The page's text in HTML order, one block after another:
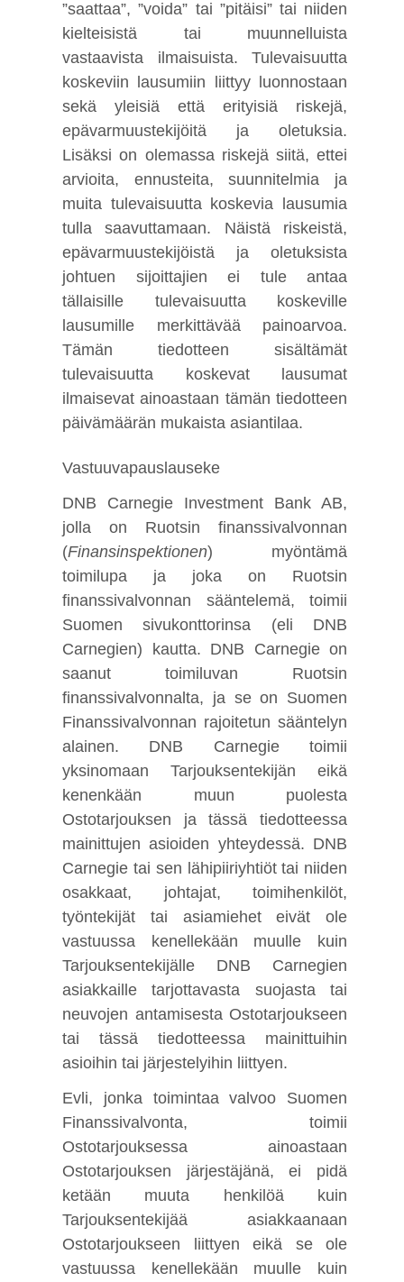
”saattaa”, ”voida” tai ”pitäisi” tai niiden
kielteisistä tai muunnelluista
vastaavista ilmaisuista. Tulevaisuutta
koskeviin lausumiin liittyy luonnostaan
sekä yleisiä että erityisiä riskejä,
epävarmuustekijöitä ja oletuksia.
Lisäksi on olemassa riskejä siitä, ettei
arvioita, ennusteita, suunnitelmia ja
muita tulevaisuutta koskevia lausumia
tulla saavuttamaan. Näistä riskeistä,
epävarmuustekijöistä ja oletuksista
johtuen sijoittajien ei tule antaa
tällaisille tulevaisuutta koskeville
lausumille merkittävää painoarvoa.
Tämän tiedotteen sisältämät
tulevaisuutta koskevat lausumat
ilmaisevat ainoastaan tämän tiedotteen
päivämäärän mukaista asiantilaa.
Vastuuvapauslauseke
DNB Carnegie Investment Bank AB,
jolla on Ruotsin finanssivalvonnan
(Finansinspektionen) myöntämä
toimilupa ja joka on Ruotsin
finanssivalvonnan sääntelemä, toimii
Suomen sivukonttorinsa (eli DNB
Carnegien) kautta. DNB Carnegie on
saanut toimiluvan Ruotsin
finanssivalvonnalta, ja se on Suomen
Finanssivalvonnan rajoitetun sääntelyn
alainen. DNB Carnegie toimii
yksinomaan Tarjouksentekijän eikä
kenenkään muun puolesta
Ostotarjouksen ja tässä tiedotteessa
mainittujen asioiden yhteydessä. DNB
Carnegie tai sen lähipiiriyhtiöt tai niiden
osakkaat, johtajat, toimihenkilöt,
työntekijät tai asiamiehet eivät ole
vastuussa kenellekään muulle kuin
Tarjouksentekijälle DNB Carnegien
asiakkaille tarjottavasta suojasta tai
neuvojen antamisesta Ostotarjoukseen
tai tässä tiedotteessa mainittuihin
asioihin tai järjestelyihin liittyen.
Evli, jonka toimintaa valvoo Suomen
Finanssivalvonta, toimii
Ostotarjouksessa ainoastaan
Ostotarjouksen järjestäjänä, ei pidä
ketään muuta henkilöä kuin
Tarjouksentekijää asiakkaanaan
Ostotarjoukseen liittyen eikä se ole
vastuussa kenellekään muulle kuin